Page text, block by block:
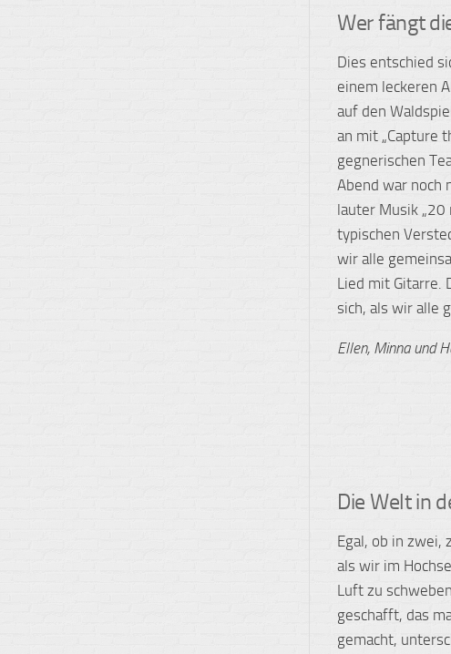
Wer fängt
Dies entschied
einem leckeren
auf den
an mit „Capture
gegnerischen
Abend war noch
lauter Musik „20
typischen
wir alle
Lied mit Gitarre.
sich, als wir alle
Ellen, Minna und
Die Welt in
Egal, ob in zwei,
als wir im
Luft zu
geschafft, das
gemacht,